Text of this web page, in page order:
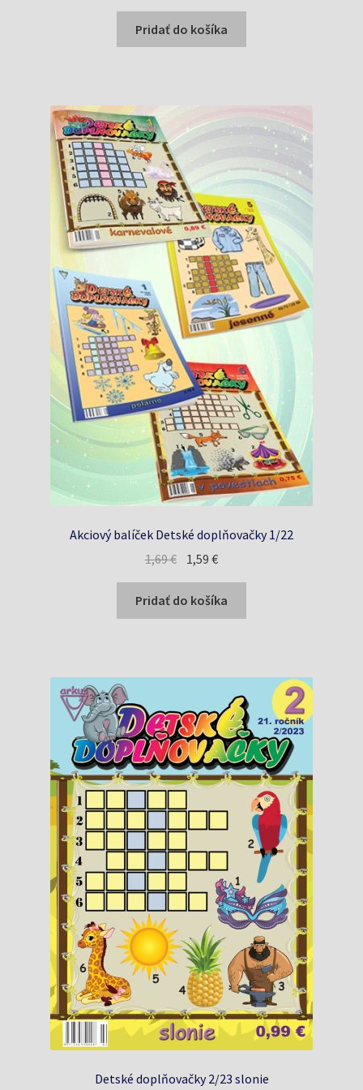
bola:
1,69 €.
je:
1,59 €.
Pridať do košíka
Akciový balíček Detské doplňovačky 1/22
1,69€ Pôvodná
cena
bola:
1,69 €.
1,59€Aktuálna
cena
je:
1,59 €.
Pridať do košíka
Detské doplňovačky 2/23 slonie